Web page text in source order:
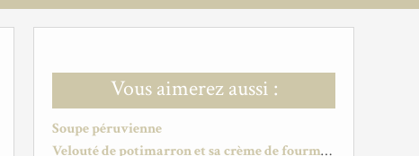
Vous aimerez aussi :
Soupe péruvienne
Velouté de potimarron et sa crème de fourme d'Ambert